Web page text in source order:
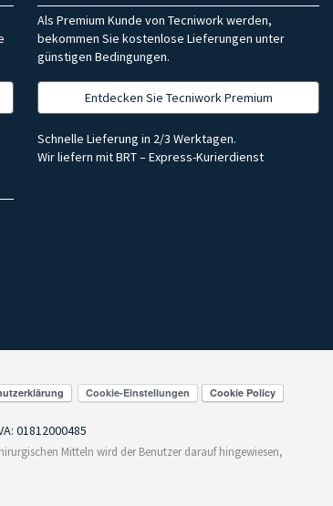
Als Premium Kunde von Tecniwork werden,
bekommen Sie kostenlose Lieferungen unter
günstigen Bedingungen.
Entdecken Sie Tecniwork Premium
Schnelle Lieferung in 2/3 Werktagen.
Wir liefern mit BRT – Express-Kurierdienst
Cookie-Einstellungen
01812000485
Mitteln wird der Benutzer darauf hingewiesen,